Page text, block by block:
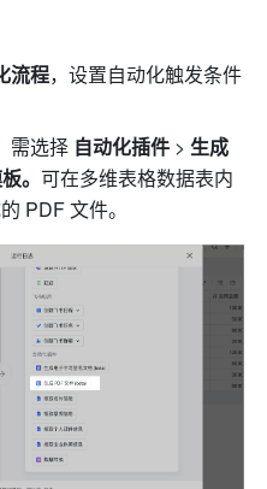
流程，设置自动化触发条件
需选择 自动化插件 > 生成
。可在多维表格数据表内
PDF 文件。